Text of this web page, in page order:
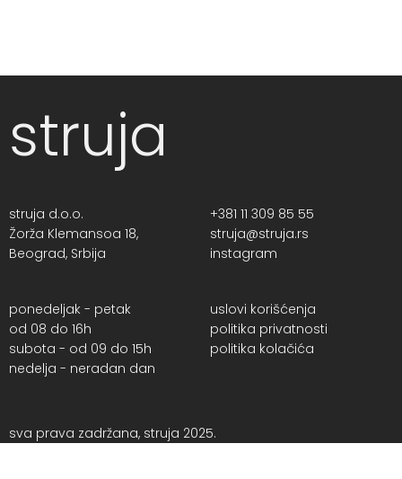
struja
struja d.o.o.
Žorža Klemansoa 18,
Beograd, Srbija
+381 11 309 85 55
struja@struja.rs
instagram
ponedeljak - petak
od 08 do 16h
subota - od 09 do 15h
nedelja - neradan dan
uslovi korišćenja
politika privatnosti
politika kolačića
sva prava zadržana, struja 2025.